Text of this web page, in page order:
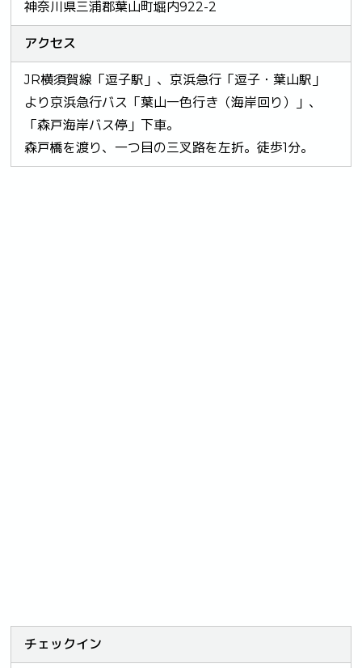
神奈川県三浦郡葉山町堀内922-2
アクセス
JR横須賀線「逗子駅」、京浜急行「逗子・葉山駅」
より京浜急行バス「葉山一色行き（海岸回り）」、
「森戸海岸バス停」下車。
森戸橋を渡り、一つ目の三叉路を左折。徒歩1分。
チェックイン